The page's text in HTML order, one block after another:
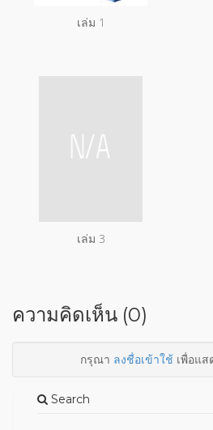
เล่ม 1
เล่ม 3
ความคิดเห็น (0)
กรุณา ลงชื่อเข้าใช้เพื่อแส
Search